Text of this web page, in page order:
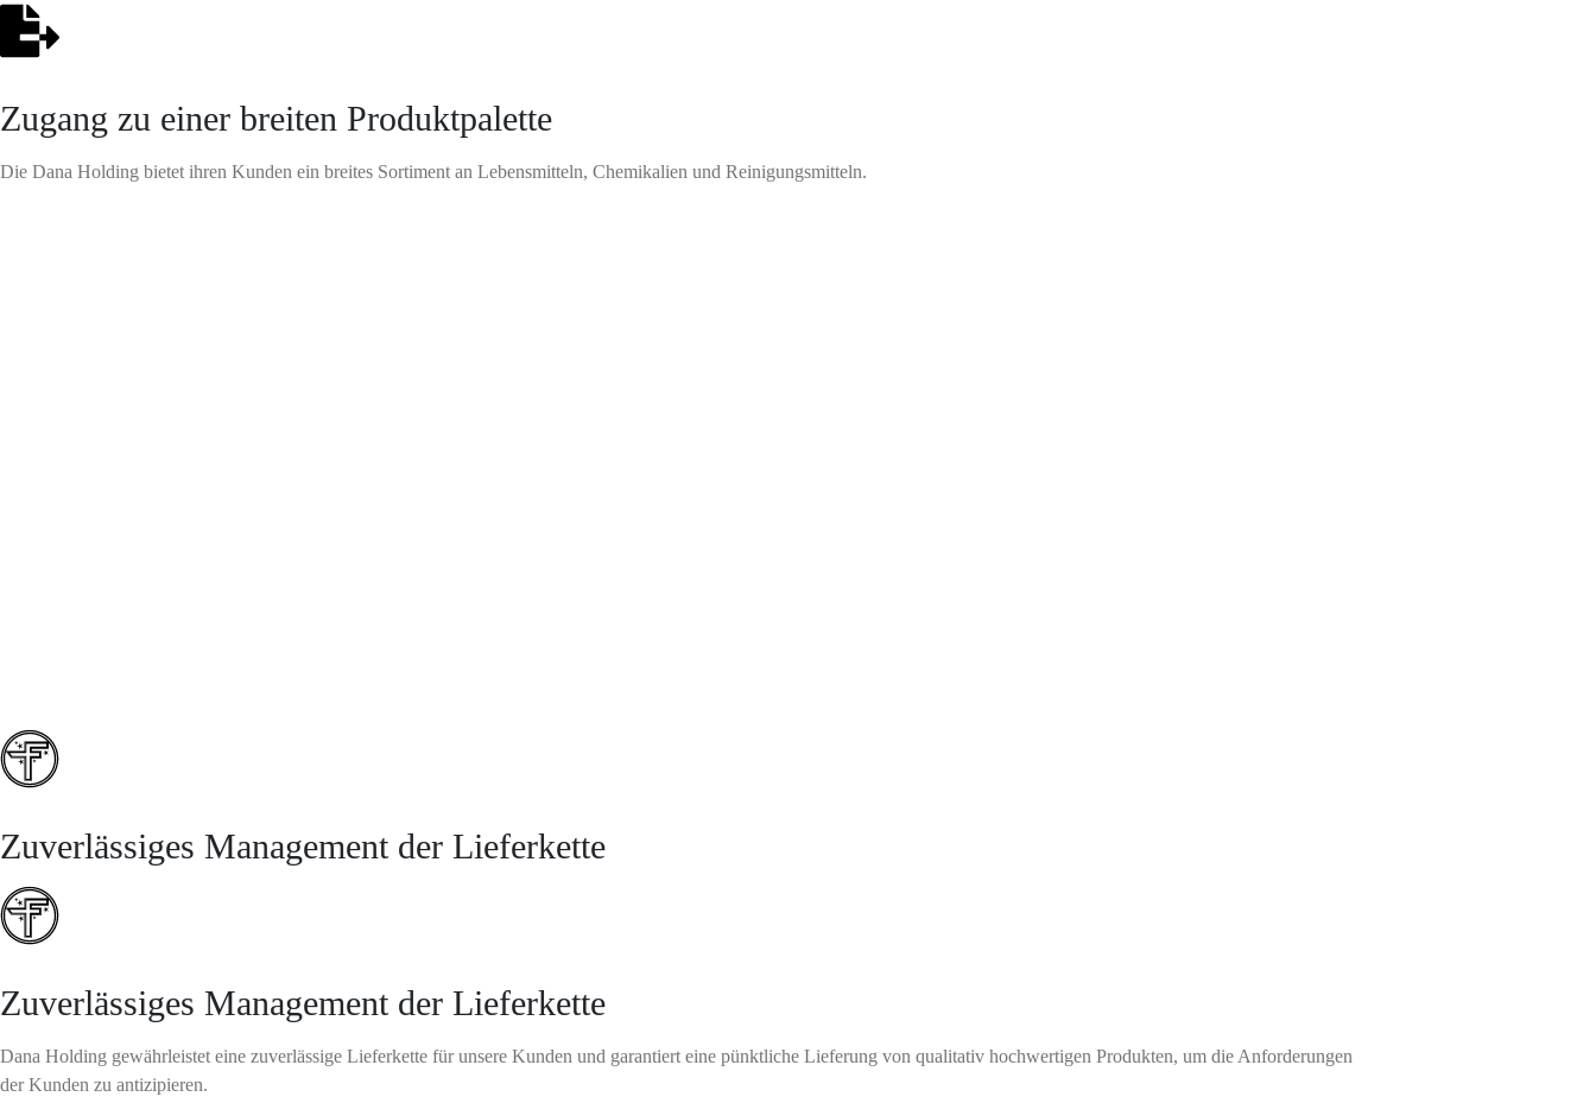
Zugang zu einer breiten Produktpalette
Die Dana Holding bietet ihren Kunden ein breites Sortiment an Lebensmitteln, Chemikalien und Reinigungsmitteln.
Zuverlässiges Management der Lieferkette
Zuverlässiges Management der Lieferkette
Dana Holding gewährleistet eine zuverlässige Lieferkette für unsere Kunden und garantiert eine pünktliche Lieferung von qualitativ hochwertigen Produkten, um die Anforderungen
der Kunden zu antizipieren.